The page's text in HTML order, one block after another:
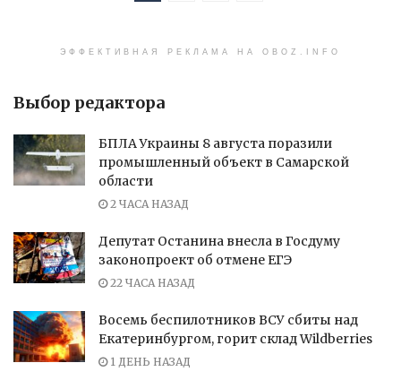
ЭФФЕКТИВНАЯ РЕКЛАМА НА OBOZ.INFO
Выбор редактора
БПЛА Украины 8 августа поразили
промышленный объект в Самарской
области
2 ЧАСА НАЗАД
Депутат Останина внесла в Госдуму
законопроект об отмене ЕГЭ
22 ЧАСА НАЗАД
Восемь беспилотников ВСУ сбиты над
Екатеринбургом, горит склад Wildberries
1 ДЕНЬ НАЗАД